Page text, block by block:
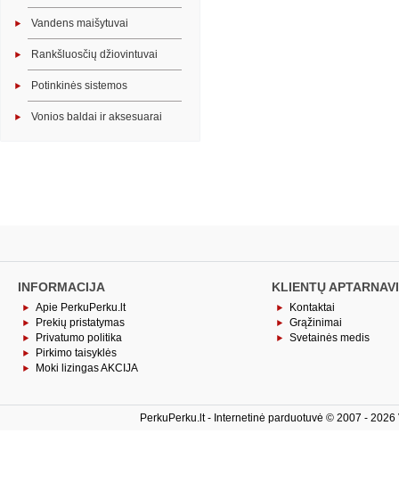
Vandens maišytuvai
Rankšluosčių džiovintuvai
Potinkinės sistemos
Vonios baldai ir aksesuarai
INFORMACIJA
Apie PerkuPerku.lt
Prekių pristatymas
Privatumo politika
Pirkimo taisyklės
Moki lizingas AKCIJA
KLIENTŲ
Kontaktai
Grąžinimai
Svetainės medis
PerkuPerku.lt - Internetinė parduotuvė © 2007 -